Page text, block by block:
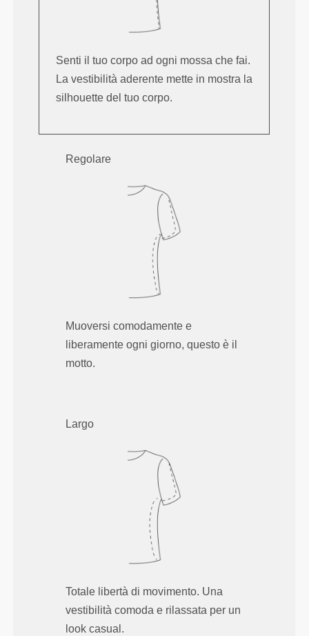
Senti il tuo corpo ad ogni mossa che fai.
La vestibilità aderente mette in mostra la
silhouette del tuo corpo.
Regolare
Muoversi comodamente e
liberamente ogni giorno, questo è il
motto.
Largo
Totale libertà di movimento. Una
vestibilità comoda e rilassata per un
look casual.